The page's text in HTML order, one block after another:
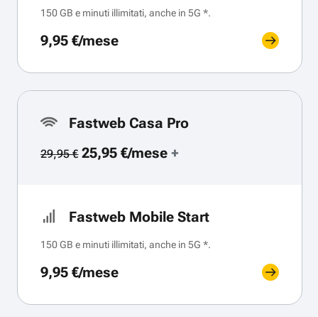
150 GB e minuti illimitati, anche in 5G *.
9,95 €/mese
Fastweb Casa Pro
29,95 €25,95 €/mese+
Fastweb Mobile Start
150 GB e minuti illimitati, anche in 5G *.
9,95 €/mese